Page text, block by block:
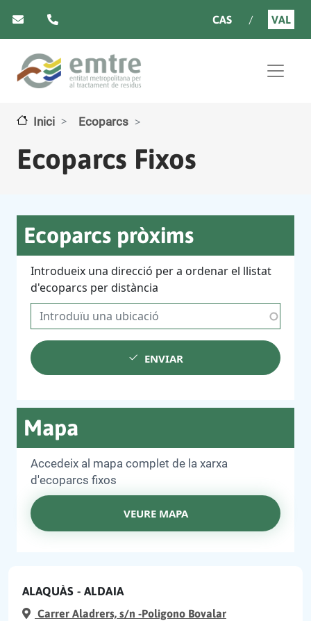
CAS VAL
Inici Ecoparcs
Ecoparcs Fixos
Ecoparcs pròxims
Introdueix una direcció per a ordenar el llistat
d'ecoparcs per distància
ENVIAR
Mapa
Accedeix al mapa complet de la xarxa
d'ecoparcs fixos
VEURE MAPA
ALAQUÀS - ALDAIA
Carrer Aladrers, s/n -Poligono Bovalar